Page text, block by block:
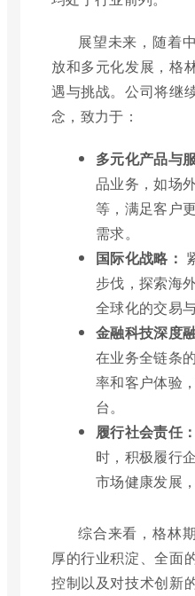
展望未来，随着
放和多元化发展，格
遇与挑战。公司将继
念，致力于：
多元化产品与
品业务，如场
等，满足客户
需求。
国际化战略：
步伐，探索海
全球化的交易
金融科技深度
在业务全链条
率和客户体验
台。
履行社会责任：
时，积极履行
市场健康发展
综合来看，格林
厚的行业积淀、全面
控制以及对技术创新